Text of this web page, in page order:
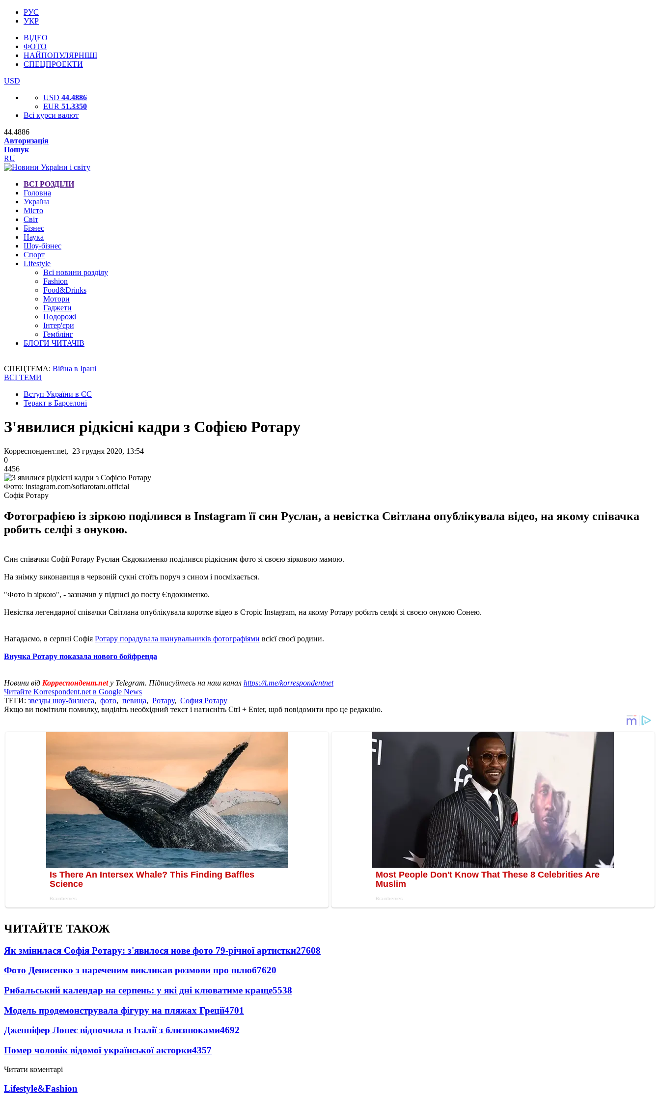
РУС
УКР
ВІДЕО
ФОТО
НАЙПОПУЛЯРНІШІ
СПЕЦПРОЕКТИ
USD
USD 44.4886
EUR 51.3350
Всі курси валют
44.4886
Авторизація
Пошук
RU
ВСІ РОЗДІЛИ
Головна
Україна
Місто
Світ
Бізнес
Наука
Шоу-бізнес
Спорт
Lifestyle
Всі новини розділу
Fashion
Food&Drinks
Мотори
Гаджети
Подорожі
Інтер'єри
Гемблінг
БЛОГИ ЧИТАЧІВ
СПЕЦТЕМА: Війна в Ірані
ВСІ ТЕМИ
Вступ України в ЄС
Теракт в Барселоні
З'явилися рідкісні кадри з Софією Ротару
Корреспондент.net, 23 грудня 2020, 13:54
0
4456
Фото: instagram.com/sofiarotaru.official
Софія Ротару
Фотографією із зіркою поділився в Instagram її син Руслан, а невістка Світлана опублікувала відео, на якому співачка
робить селфі з онукою.
Син співачки Софії Ротару Руслан Євдокименко поділився рідкісним фото зі своєю зірковою мамою.
На знімку виконавиця в червоній сукні стоїть поруч з сином і посміхається.
"Фото із зіркою", - зазначив у підписі до посту Євдокименко.
Невістка легендарної співачки Світлана опублікувала коротке відео в Сторіс Instagram, на якому Ротару робить селфі зі своєю онукою Сонею.
Нагадаємо, в серпні Софія Ротару порадувала шанувальників фотографіями всієї своєї родини.
Внучка Ротару показала нового бойфренда
Новини від Корреспондент.netу Telegram. Підписуйтесь на наш канал https://t.me/korrespondentnet
Читайте Korrespondent.net в Google News
ТЕГИ: звезды шоу-бизнеса, фото, певица, Ротару, София Ротару
Якщо ви помітили помилку, виділіть необхідний текст і натисніть Ctrl + Enter, щоб повідомити про це редакцію.
ЧИТАЙТЕ ТАКОЖ
Як змінилася Софія Ротару: з'явилося нове фото 79-річної артистки27608
Фото Денисенко з нареченим викликав розмови про шлюб7620
Рибальський календар на серпень: у які дні клюватиме краще5538
Модель продемонструвала фігуру на пляжах Греції4701
Дженніфер Лопес відпочила в Італії з близнюками4692
Помер чоловік відомої української акторки4357
Читати коментарі
Lifestyle&Fashion